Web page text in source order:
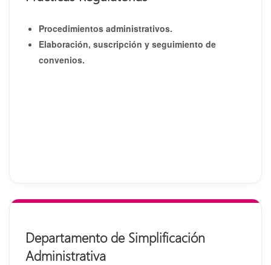
Procedimientos administrativos.
Elaboración, suscripción y seguimiento de
convenios.
Departamento de Simplificación
Administrativa